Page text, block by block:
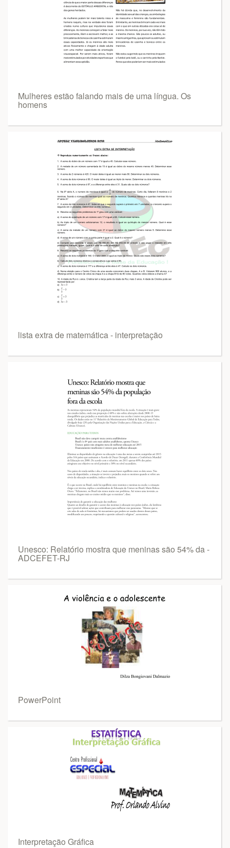
Mulheres estão falando mais de uma língua. Os
homens
lista extra de matemática - interpretação
Unesco: Relatório mostra que meninas são 54% da -
ADCEFET-RJ
PowerPoint
Interpretação Gráfica